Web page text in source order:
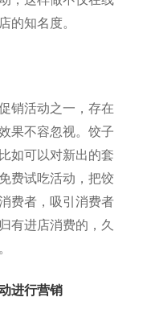
的知名度。
销活动之一，存在
果不容忽视。饺子
如可以对新出的套
费试吃活动，把饺
费者，吸引消费者
有进店消费的，久
进行营销